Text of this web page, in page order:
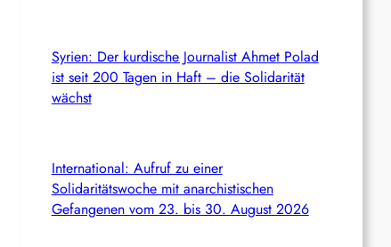
Syrien: Der kurdische Journalist Ahmet Polad
ist seit 200 Tagen in Haft – die Solidarität
wächst
International: Aufruf zu einer
Solidaritätswoche mit anarchistischen
Gefangenen vom 23. bis 30. August 2026